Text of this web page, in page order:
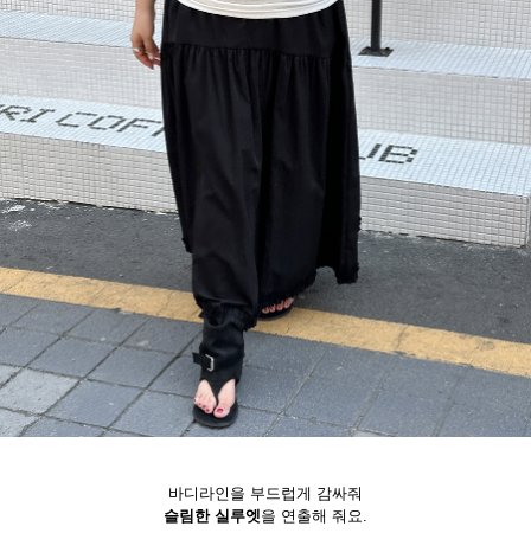
바디라인을 부드럽게 감싸줘
슬림한 실루엣을 연출해 줘요.